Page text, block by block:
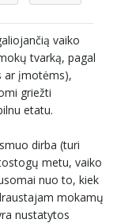
vaiko
tvarką, pagal
ar įmotėms),
griežti
etatu.
dirba (turi
metu, vaiko
nuo to, kiek
mokamų
nustatytos